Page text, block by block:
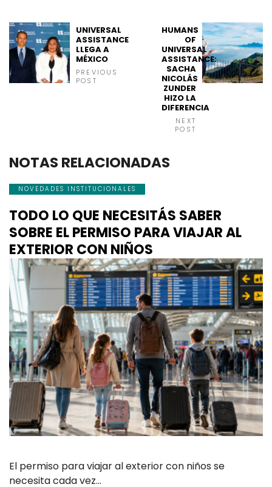
UNIVERSAL
ASSISTANCE
LLEGA A
MÉXICO
PREVIOUS
POST
HUMANS
OF
UNIVERSAL
ASSISTANCE:
SACHA
NICOLÁS
ZUNDER
HIZO LA
DIFERENCIA
NEXT
POST
NOTAS RELACIONADAS
NOVEDADES INSTITUCIONALES
TODO LO QUE NECESITÁS SABER
SOBRE EL PERMISO PARA VIAJAR AL
EXTERIOR CON NIÑOS
El permiso para viajar al exterior con niños se
necesita cada vez…